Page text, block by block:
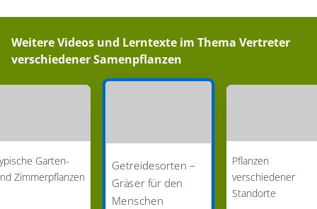
Weitere Videos und Lerntexte im Thema Vertreter
verschiedener Samenpflanzen
Garten-
Zimmerpflanzen
Getreidesorten –
Gräser für den
Menschen
Pflanzen
verschiedener
Standorte